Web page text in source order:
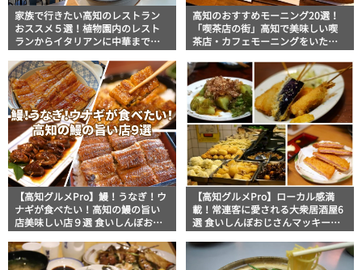
家族で行きたい高知のレストラン
おススメ５選！植物園内のレスト
ランからイタリアンに中華まで楽
高知のおすすめモーニング20選！
「喫茶店の街」高知で美味しい喫
茶店・カフェモーニングをいただ
【高知グルメPro】鰻！うなぎ！ウ
ナギが食べたい！高知の鰻の旨い
店美味しい店９選 食いしんぼおじ
セレクション
【高知グルメPro】ローカル感満
載！常連客に愛される大衆居酒屋6
選 食いしんぼおじさんマッキー牧